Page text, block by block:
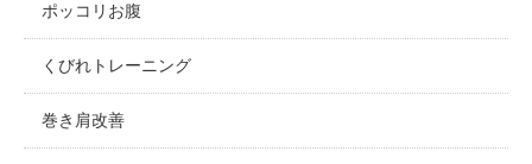
ポッコリお腹
くびれトレーニング
巻き肩改善